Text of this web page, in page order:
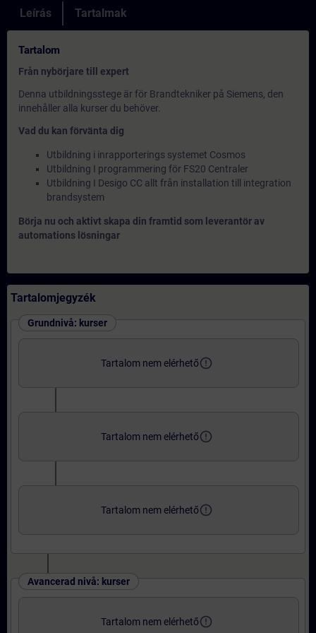
Leírás Tartalmak
Tartalom
Från nybörjare till expert
Denna utbildningsstege är för Brandtekniker på Siemens, den
innehåller alla kurser du behöver.
Vad du kan förvänta dig
Utbildning i inrapporterings systemet Cosmos
Utbildning I programmering för FS20 Centraler
Utbildning I Desigo CC allt från installation till integration
brandsystem
Börja nu och aktivt skapa din framtid som leverantör av
automations lösningar
Tartalomjegyzék
Grundnivå: kurser
Tartalom nem elérhetőerror_outline
Tartalom nem elérhetőerror_outline
Tartalom nem elérhetőerror_outline
Avancerad nivå: kurser
Tartalom nem elérhetőerror_outline